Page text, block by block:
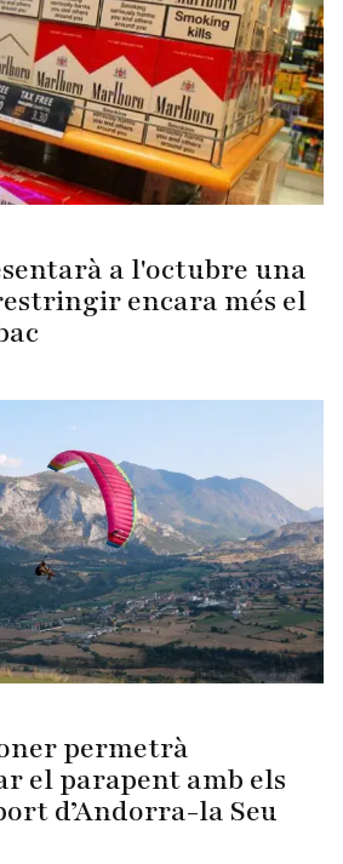
a l'octubre una
encara més el
permetrà
el parapent amb els
d’Andorra-la Seu